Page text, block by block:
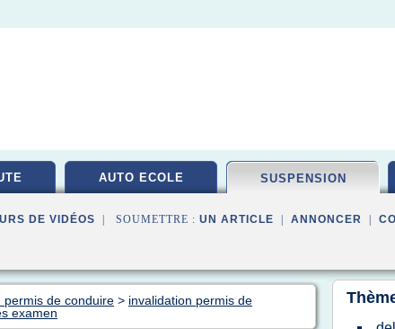
AUTO ECOLE SUSPENSION
DE VIDÉOS | SOUMETTRE : UN ARTICLE ANNONCER
permis de conduire > invalidation permis de
examen